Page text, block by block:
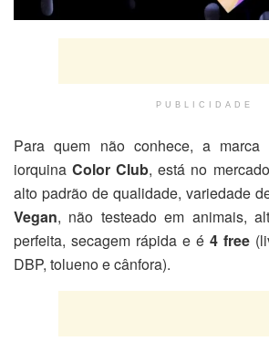
PUBLICIDADE
Para quem não conhece, a marca
iorquinaColor Club, está no
alto padrão de qualidade, variedade
Vegan, não testeado em animais,
perfeita, secagem rápida e é 4 free
DBP, tolueno e cânfora).